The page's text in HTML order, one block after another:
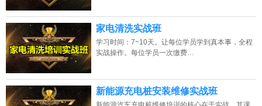
家电清洗实战班
学习时间：7~10天。让每位学员学到真本事，全程
实战操作。每位学员一次缴费…
新能源充电桩安装维修实战班